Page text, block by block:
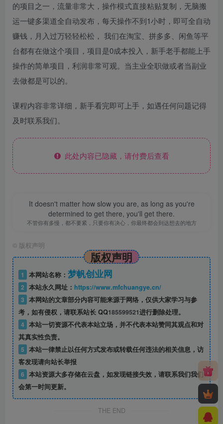
的项目之一，流量非常大，操作模式直接粘贴复制，无脑搬
运一键多渠道全自动发布，每天操作不到1小时，即可全自动
赚钱，月入过万轻轻松松， 我们在淘宝、拼多多、闲鱼等平
台都有在做这个项目，项目是0成本投入，新手老手都能上手
操作的简单项目，利润非常可观。当主业全职做或者当副业
去做都是可以的。
课程内容非常详细，新手看完即可上手，如遇任何问题记得
及时联系我们。
此处内容已隐藏，请付费后查看
It doesn't matter how slow you are, as long as you're
determined to get there, you'll get there.
不管你有多慢，都不要紧，只要你有决心，你最终都会到达想去的地方
© 版权声明
版权声明
1 本网站名称： 梦帆创业网
2 本站永久网址： https://www.mfchuangye.cn/
3 本网站的文章部分内容可能来源于网络，仅供大家学习与参
考，如有侵权，请联系站长 QQ185599521进行删除处理。
4 本站一切资源不代表本站立场，并不代表本站赞同其观点和对
其真实性负责。
5 本站一律禁止以任何方式发布或转载任何违法的相关信息，访
客发现请向站长举报
6 本站资源大多存储在云盘，如发现链接失效，请联系我们我们
会第一时间更新。
THE END